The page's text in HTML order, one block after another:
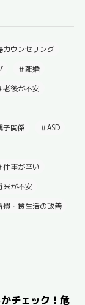
カウンセリング
離婚
老後が不安
子関係
ASD
仕事が辛い
来が不安
慣・食生活の改善
チェック！危